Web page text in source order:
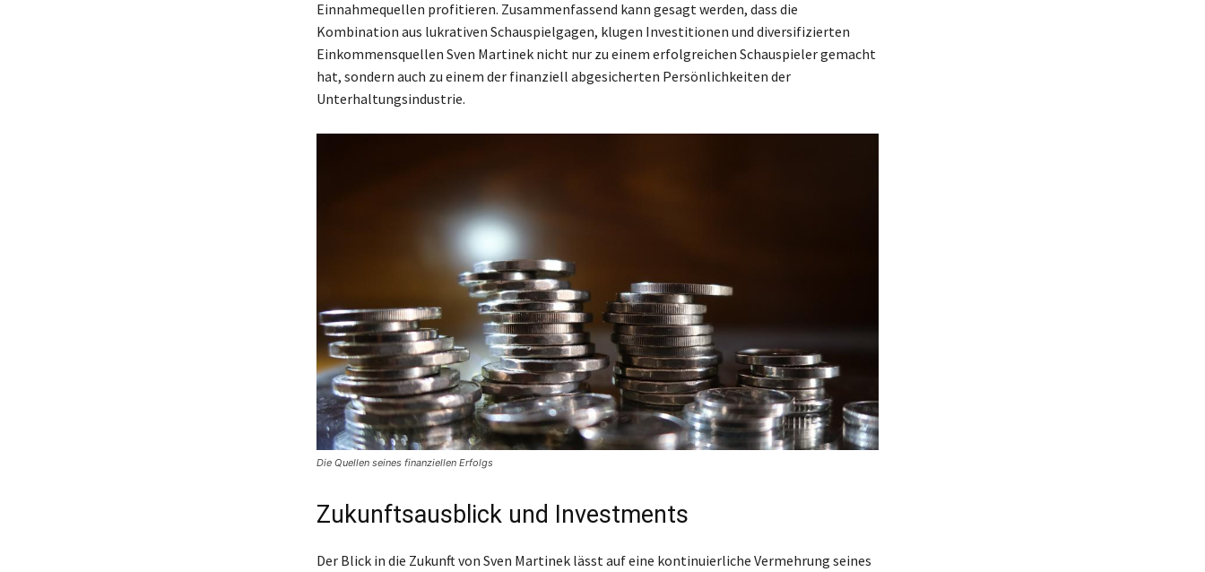
Einnahmequellen profitieren. Zusammenfassend kann gesagt werden, dass die
Kombination aus lukrativen Schauspielgagen, klugen Investitionen und diversifizierten
Einkommensquellen Sven Martinek nicht nur zu einem erfolgreichen Schauspieler gemacht
hat, sondern auch zu einem der finanziell abgesicherten Persönlichkeiten der
Unterhaltungsindustrie.
Die Quellen seines finanziellen Erfolgs
Zukunftsausblick und Investments
Der Blick in die Zukunft von Sven Martinek lässt auf eine kontinuierliche Vermehrung seines